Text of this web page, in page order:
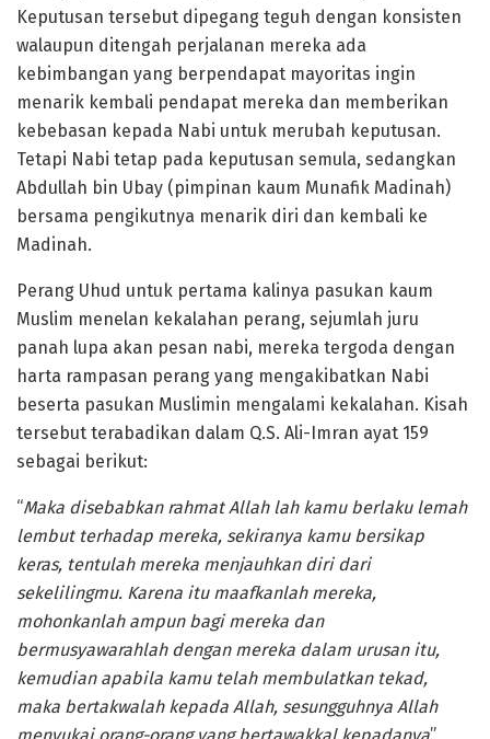
Keputusan tersebut dipegang teguh dengan konsisten
walaupun ditengah perjalanan mereka ada
kebimbangan yang berpendapat mayoritas ingin
menarik kembali pendapat mereka dan memberikan
kebebasan kepada Nabi untuk merubah keputusan.
Tetapi Nabi tetap pada keputusan semula, sedangkan
Abdullah bin Ubay (pimpinan kaum Munafik Madinah)
bersama pengikutnya menarik diri dan kembali ke
Madinah.
Perang Uhud untuk pertama kalinya pasukan kaum
Muslim menelan kekalahan perang, sejumlah juru
panah lupa akan pesan nabi, mereka tergoda dengan
harta rampasan perang yang mengakibatkan Nabi
beserta pasukan Muslimin mengalami kekalahan. Kisah
tersebut terabadikan dalam Q.S. Ali-Imran ayat 159
sebagai berikut:
“Maka disebabkan rahmat Allah lah kamu berlaku lemah
lembut terhadap mereka, sekiranya kamu bersikap
keras, tentulah mereka menjauhkan diri dari
sekelilingmu. Karena itu maafkanlah mereka,
mohonkanlah ampun bagi mereka dan
bermusyawarahlah dengan mereka dalam urusan itu,
kemudian apabila kamu telah membulatkan tekad,
maka bertakwalah kepada Allah, sesungguhnya Allah